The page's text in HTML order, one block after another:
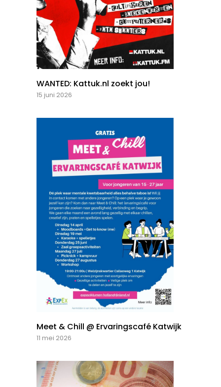
WANTED: Kattuk.nl zoekt jou!
15 juni 2026
Meet & Chill @ Ervaringscafé Katwijk
11 mei 2026